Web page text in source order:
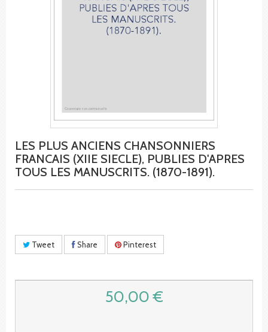
LES PLUS ANCIENS CHANSONNIERS
FRANCAIS (XIIE SIECLE), PUBLIES D'APRES
TOUS LES MANUSCRITS. (1870-1891).
Tweet Share Pinterest
50,00 €